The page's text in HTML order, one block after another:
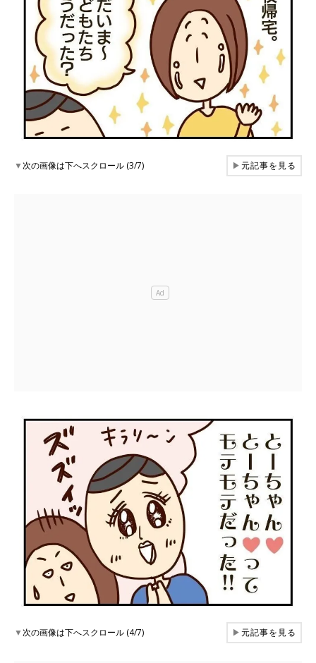
▼次の画像は下へスクロール (3/7) ▶元記事を見る
▼次の画像は下へスクロール (4/7) ▶元記事を見る